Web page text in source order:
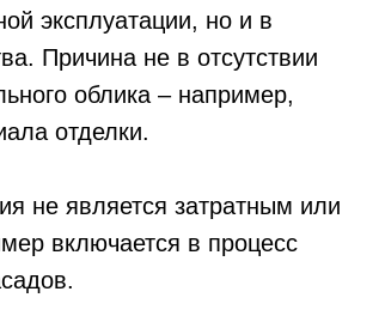
эксплуатации, но и в
Причина не в отсутствии
облика – например,
отделки.
не является затратным или
включается в процесс